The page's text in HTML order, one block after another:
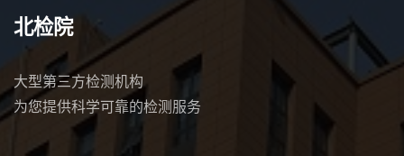
北检院
大型第三方检测机构
为您提供科学可靠的检测服务